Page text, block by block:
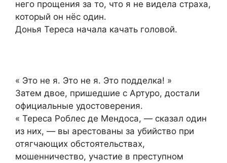
него прощения за то, что я не видела страха,
который он нёс один.
Донья Тереса начала качать головой.
« Это не я. Это не я. Это подделка! »
Затем двое, пришедшие с Артуро, достали
официальные удостоверения.
« Тереса Роблес де Мендоса, — сказал один
из них, — вы арестованы за убийство при
отягчающих обстоятельствах,
мошенничество, участие в преступном